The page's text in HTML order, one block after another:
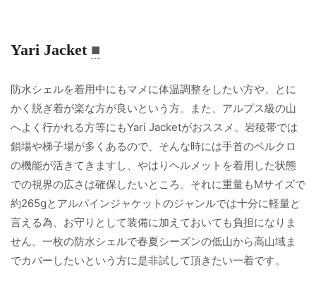
Yari Jacket ■
防水シェルを着用中にもマメに体温調整をしたい方や、とに
かく脱ぎ着が楽な方が良いという方。また、アルプス級の山
へよく行かれる方等にもYari Jacketがおススメ。岩稜帯では
鎖場や梯子場が多くあるので、そんな時には手首のベルクロ
の機能が活きてきますし、やはりヘルメットを着用した状態
での視界の広さは確保したいところ。それに重量もMサイズで
約265gとアルパインジャケットのジャンルでは十分に軽量と
言える為、お守りとして装備に加えておいても負担になりま
せん。一枚の防水シェルで春夏シーズンの低山から高山域ま
でカバーしたいという方に是非試して頂きたい一着です。